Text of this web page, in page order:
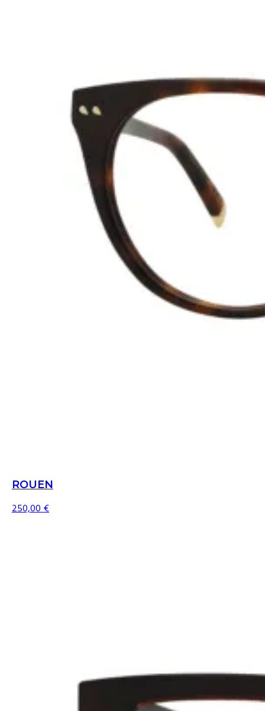
ROUEN
250,00€